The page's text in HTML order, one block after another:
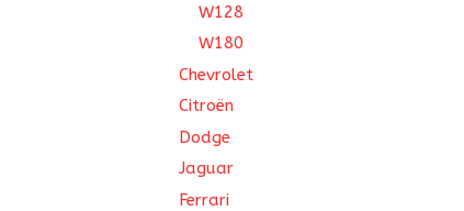
W128
W180
Chevrolet
Citroën
Dodge
Jaguar
Ferrari